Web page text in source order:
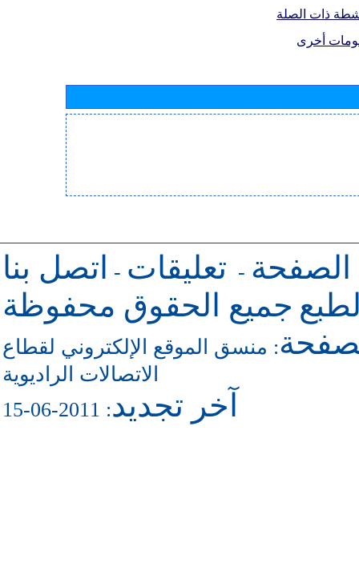
ذات الصلة
أخرى
الصفحة - تعليقات -
اتصل بنا
جميع الحقوق محفوظة
: منسق الموقع الإلكتروني لقطاع
الاتصالات الراديوية
آخر تجديد: 2011-06-15